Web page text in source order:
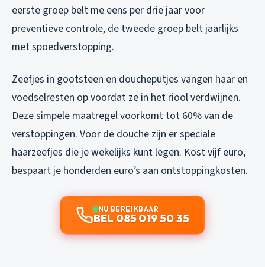
eerste groep belt me eens per drie jaar voor
preventieve controle, de tweede groep belt jaarlijks
met spoedverstopping.
Zeefjes in gootsteen en doucheputjes vangen haar en
voedselresten op voordat ze in het riool verdwijnen.
Deze simpele maatregel voorkomt tot 60% van de
verstoppingen. Voor de douche zijn er speciale
haarzeefjes die je wekelijks kunt legen. Kost vijf euro,
bespaart je honderden euro’s aan ontstoppingkosten.
NU BEREIKBAAR
BEL 085 019 50 35